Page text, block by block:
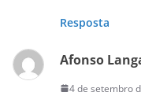
Resposta
Afonso
4 de setembro